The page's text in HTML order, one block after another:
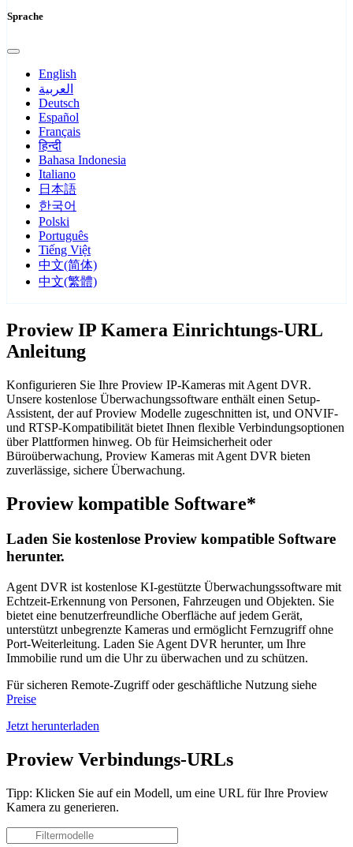
Sprache
English
العربية
Deutsch
Español
Français
हिन्दी
Bahasa Indonesia
Italiano
日本語
한국어
Polski
Português
Tiếng Việt
中文(简体)
中文(繁體)
Proview IP Kamera Einrichtungs-URL
Anleitung
Konfigurieren Sie Ihre Proview IP-Kameras mit Agent DVR.
Unsere kostenlose Überwachungssoftware enthält einen Setup-
Assistent, der auf Proview Modelle zugeschnitten ist, und ONVIF-
und RTSP-Kompatibilität bietet Ihnen flexible Verbindungsoptionen
über Plattformen hinweg. Ob für Heimsicherheit oder
Büroüberwachung, Proview Kameras mit Agent DVR bieten
zuverlässige, sichere Überwachung.
Proview kompatible Software*
Laden Sie kostenlose Proview kompatible Software
herunter.
Agent DVR ist kostenlose KI-gestützte Überwachungssoftware mit
Echtzeit-Erkennung von Personen, Fahrzeugen und Objekten. Sie
bietet eine benutzerfreundliche Oberfläche auf jedem Gerät,
unterstützt unbegrenzte Kameras und ermöglicht Fernzugriff ohne
Port-Weiterleitung. Laden Sie Agent DVR herunter, um Ihre
Immobilie rund um die Uhr zu überwachen und zu schützen.
Für sicheren Remote-Zugriff oder geschäftliche Nutzung siehe
Preise
Jetzt herunterladen
Proview Verbindungs-URLs
Tipp: Klicken Sie auf ein Modell, um eine URL für Ihre Proview
Kamera zu generieren.